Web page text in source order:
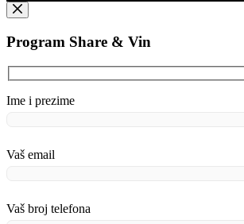
Program Share & Vin
Ime i prezime
Vaš email
Vaš broj telefona